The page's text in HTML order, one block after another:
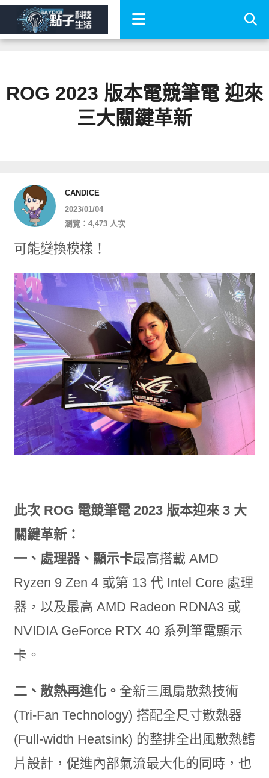
ROG 2023 版本電競筆電 迎來
三大關鍵革新
CANDICE
2023/01/04
瀏覽：4,473 人次
可能變換模樣！
此次 ROG 電競筆電 2023 版本迎來 3 大
關鍵革新：
一、處理器、顯示卡最高搭載 AMD
Ryzen 9 Zen 4 或第 13 代 Intel Core 處理
器，以及最高 AMD Radeon RDNA3 或
NVIDIA GeForce RTX 40 系列筆電顯示
卡。
二、散熱再進化。 全新三風扇散熱技術
(Tri-Fan Technology) 搭配全尺寸散熱器
(Full-width Heatsink) 的整排全出風散熱鰭
片設計，促進內部氣流最大化的同時，也